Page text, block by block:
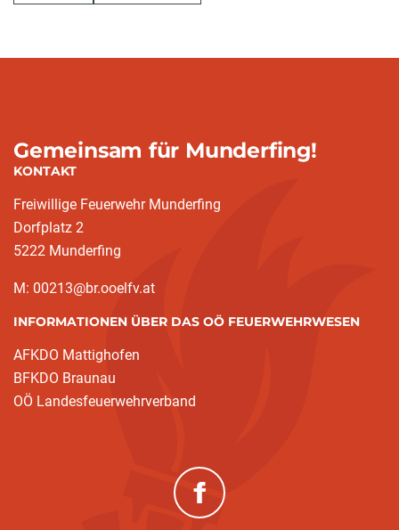
Gemeinsam für Munderfing!
KONTAKT
Freiwillige Feuerwehr Munderfing
Dorfplatz 2
5222 Munderfing
M: 00213@br.ooelfv.at
INFORMATIONEN ÜBER DAS OÖ FEUERWEHRWESEN
AFKDO Mattighofen
BFKDO Braunau
OÖ Landesfeuerwehrverband
(neues Fenster)